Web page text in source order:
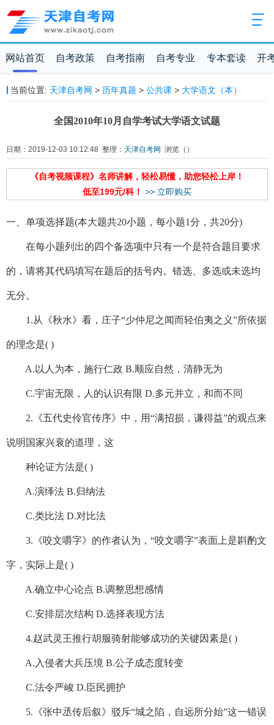
网站首页 自考政策 自考指南 自考专业 专本套读 开
当前位置: 天津自考网 > 历年真题 > 公共课> 大学语文（本）
全国2010年10月自学考试大学语文试题
日期：2019-12-03 10:12:48 整理： 天津自考网 浏览（ ）
《自考视频课程》名师讲解，轻松易懂，助您轻松上岸！
低至199元/科！ >> 立即购买
一、单项选择题(本大题共20小题，每小题1分，共20分)
在每小题列出的四个备选项中只有一个是符合题目要求
的，请将其代码填写在题后的括号内。错选、多选或未选均
无分。
1.从《秋水》看，庄子“少仲尼之闻而轻伯夷之义”所依据
的理念是( )
A.以人为本，施行仁政 B.顺应自然，清静无为
C.宇宙无限，人的认识有限 D.多元并立，和而不同
2.《五代史伶官传序》中，用“满招损，谦得益”的观点来
说明国家兴衰的道理，这
种论证方法是( )
A.演绎法 B.归纳法
C.类比法 D.对比法
3.《咬文嚼字》的作者认为，“咬文嚼字”表面上是斟酌文
字，实际上是( )
A.确立中心论点 B.调整思想感情
C.安排层次结构 D.选择表现方法
4.赵武灵王推行胡服骑射能够成功的关键因素是( )
A.入侵者大兵压境 B.公子成态度转变
C.法令严峻 D.臣民拥护
5.《张中丞传后叙》驳斥“城之陷，自远所分始”这一错误